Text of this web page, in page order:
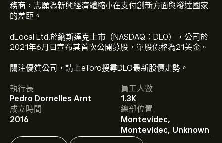
務商，志願為新興經濟體縮小在支付創新方面與發達國家
的差距。
dLocal Ltd.於納斯達克上市（NASDAQ：DLO），公司於
2021年6月日宣布其首次公開募股，單股價格為21美金。
關注優質公司，請上eToro搜尋DLO最新股價走勢。
執行長
Pedro Dornelles Arnt
員工人數
1.3K
成立時間
2016
總部位置
Montevideo,
Montevideo, Unknown
DLO 現價為‎$‎14.41。
dLocal Ltd. 的平均目標價為 ‎$‎14.41。註冊
詳細的分析師預測及目標價格。
分析師根據市場趨勢、財務報告和預期增長對dLocal Ltd.
的預測。查看最新預測以了解未來價格走勢。